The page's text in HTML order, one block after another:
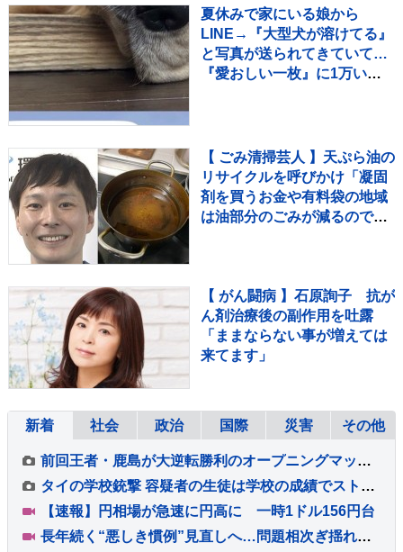
夏休みで家にいる娘から
LINE→『大型犬が溶けてる』
と写真が送られてきていて…
『愛おしい一枚』に1万いい
【 ごみ清掃芸人 】天ぷら油の
リサイクルを呼びかけ「凝固
剤を買うお金や有料袋の地域
は油部分のごみが減るので、
【 がん闘病 】石原詢子 抗が
ん剤治療後の副作用を吐露
「ままならない事が増えては
来てます」
新着 社会 政治 国際 災害 その他
前回王者・鹿島が大逆転勝利のオープニングマッチ！後半36分から怒涛の3ゴール、超満員の会場が沸いた！“世界基準”のJリーグ開幕【サッカー】
タイの学校銃撃 容疑者の生徒は学校の成績でストレスか 教職員5人死亡 30人重軽傷
【速報】円相場が急速に円高に 一時1ドル156円台
長年続く“悪しき慣例”見直しへ…問題相次ぎ揺れる福岡県議会 高額費用の「海外視察」も第三者委員会で調査へ【Nスタ解説】